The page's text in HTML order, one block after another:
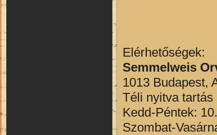
Elérhetőségek:
Semmelweis
1013 Budapest,
Téli nyitva
Kedd-Péntek:
Szombat-